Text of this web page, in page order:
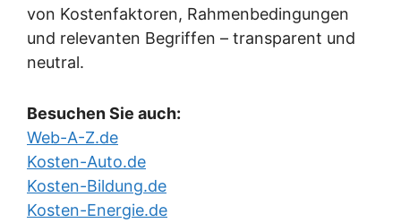
von Kostenfaktoren, Rahmenbedingungen
und relevanten Begriffen – transparent und
neutral.
Besuchen Sie auch:
Web-A-Z.de
Kosten-Auto.de
Kosten-Bildung.de
Kosten-Energie.de